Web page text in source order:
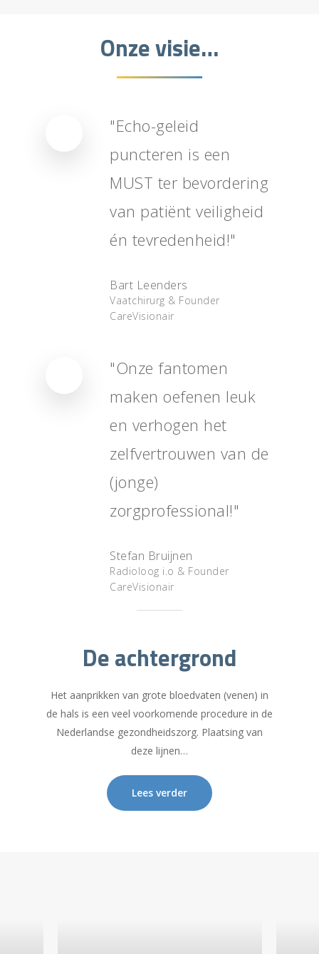
Onze visie…
"Echo-geleid
puncteren is een
MUST ter bevordering
van patiënt veiligheid
én tevredenheid!"
Bart Leenders
Vaatchirurg & Founder
CareVisionair
"Onze fantomen
maken oefenen leuk
en verhogen het
zelfvertrouwen van de
(jonge)
zorgprofessional!"
Stefan Bruijnen
Radioloog i.o & Founder
CareVisionair
De achtergrond
Het aanprikken van grote bloedvaten (venen) in
de hals is een veel voorkomende procedure in de
Nederlandse gezondheidszorg. Plaatsing van
deze lijnen…
Lees verder
Over PunctR
Modellen
Small PunctR
Large PunctR
Customized PunctR
Bestellen
Contact
Handleiding
Deutsch